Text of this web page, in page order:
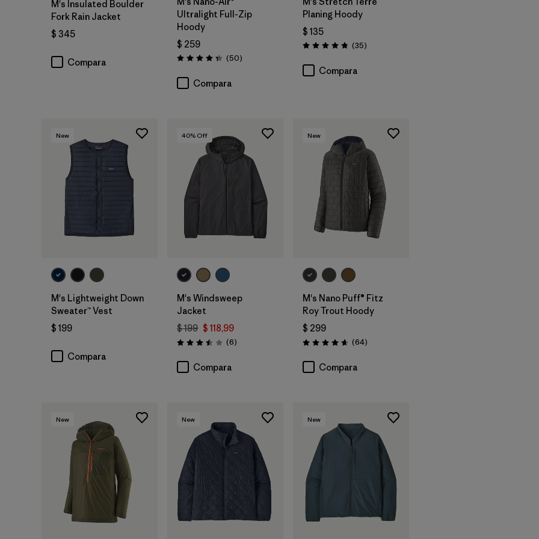
M's Insulated Boulder
Fork Rain Jacket
$ 345
Compara
Ultralight Full-Zip
Hoody
$ 259
Valoración: 4.3 / 5
(50Comentarios
)
Compara
Planing Hoody
$ 135
Valoración: 4.8 / 5
(35Comentarios
)
Compara
New
M's Lightweight Down
Sweater™ Vest
$ 199
Compara
40% Off
M's Windsweep
Jacket
$ 199 $ 118,99
Valoración: 3.5 / 5
(6Comentarios
)
Compara
New
M's Nano Puff® Fitz
Roy Trout Hoody
$ 299
Valoración: 4.7 / 5
(64Comentarios
)
Compara
New New New